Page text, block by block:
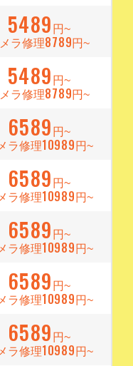
5489 円~
ラ修理8789円~
5489 円~
ラ修理8789円~
6589 円~
ラ修理10989 円~
6589 円~
ラ修理10989 円~
6589 円~
ラ修理10989 円~
6589 円~
ラ修理10989 円~
6589 円~
ラ修理10989 円~